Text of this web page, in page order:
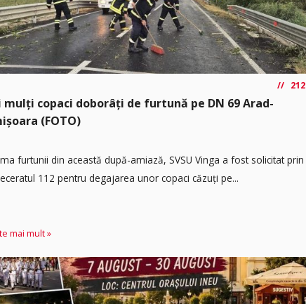
212
mulți copaci doborâți de furtună pe DN 69 Arad-
(FOTO)
furtunii din această după-amiază, SVSU Vinga a fost solicitat prin
112 pentru degajarea unor copaci căzuți pe...
mai mult »